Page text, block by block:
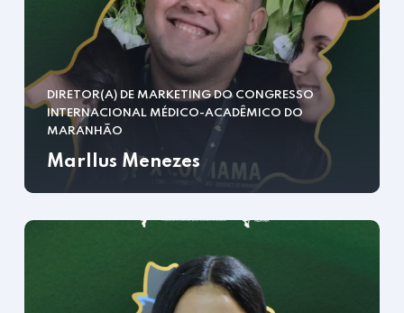
DIRETOR(A) DE MARKETING DO CONGRESSO
INTERNACIONAL MÉDICO-ACADÊMICO DO
MARANHÃO
Marllus Menezes